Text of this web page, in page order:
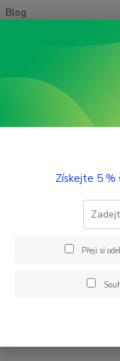
Blog
Přírodní kosmetika
Péče o oči
Kč
Skladem
Získejte 5 %
Přeji si